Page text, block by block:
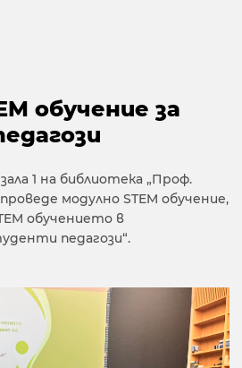
обучение за
1 на библиотека „Проф.
модулно STEM обучение,
обучението в
педагози“.